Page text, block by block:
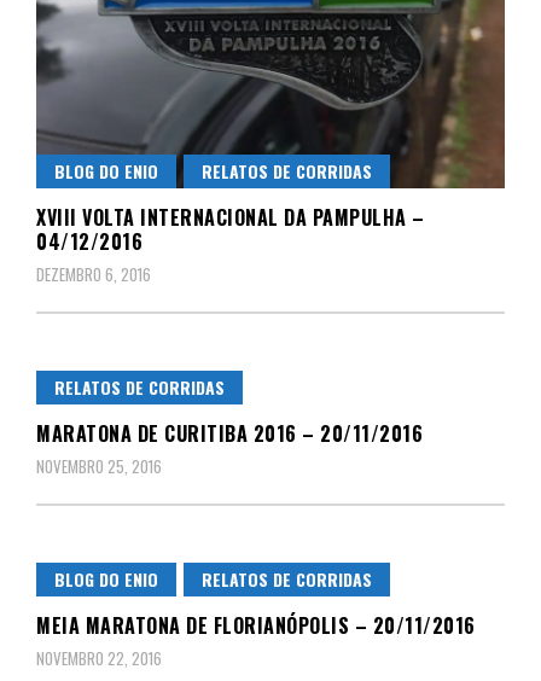
BLOG DO ENIO RELATOS DE CORRIDAS
XVIII VOLTA INTERNACIONAL DA PAMPULHA –
04/12/2016
DEZEMBRO 6, 2016
RELATOS DE CORRIDAS
MARATONA DE CURITIBA 2016 – 20/11/2016
NOVEMBRO 25, 2016
BLOG DO ENIO RELATOS DE CORRIDAS
MEIA MARATONA DE FLORIANÓPOLIS – 20/11/2016
NOVEMBRO 22, 2016